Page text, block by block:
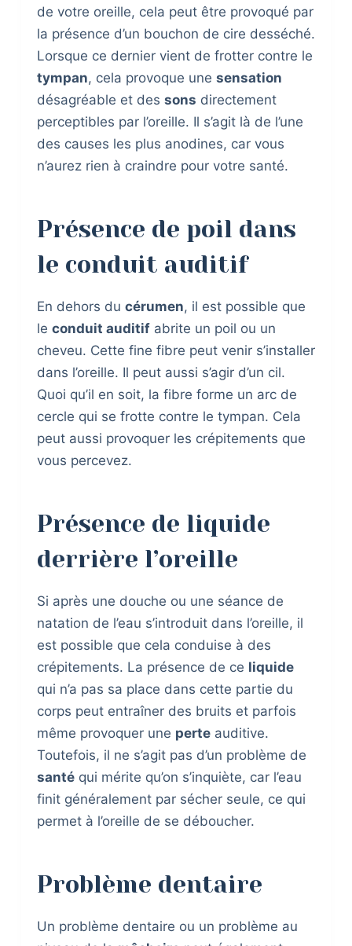
de votre oreille, cela peut être provoqué par
la présence d’un bouchon de cire desséché.
Lorsque ce dernier vient de frotter contre le
tympan, cela provoque une sensation
désagréable et des sons directement
perceptibles par l’oreille. Il s’agit là de l’une
des causes les plus anodines, car vous
n’aurez rien à craindre pour votre santé.
Présence de poil dans
le conduit auditif
En dehors du cérumen, il est possible que
le conduit auditifabrite un poil ou un
cheveu. Cette fine fibre peut venir s’installer
dans l’oreille. Il peut aussi s’agir d’un cil.
Quoi qu’il en soit, la fibre forme un arc de
cercle qui se frotte contre le tympan. Cela
peut aussi provoquer les crépitements que
vous percevez.
Présence de liquide
derrière l’oreille
Si après une douche ou une séance de
natation de l’eau s’introduit dans l’oreille, il
est possible que cela conduise à des
crépitements. La présence de ce liquide
qui n’a pas sa place dans cette partie du
corps peut entraîner des bruits et parfois
même provoquer une perteauditive.
Toutefois, il ne s’agit pas d’un problème de
santéqui mérite qu’on s’inquiète, car l’eau
finit généralement par sécher seule, ce qui
permet à l’oreille de se déboucher.
Problème dentaire
Un problème dentaire ou un problème au